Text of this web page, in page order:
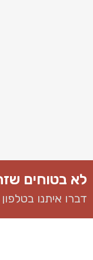
לא בטוחים
דברו איתנו